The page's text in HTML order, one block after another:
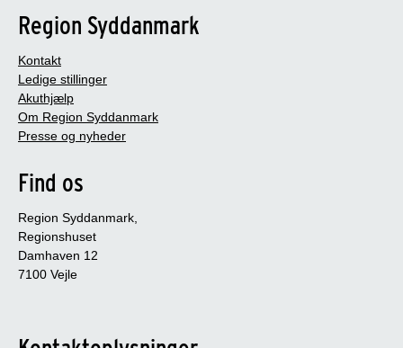
Region Syddanmark
Kontakt
Ledige stillinger
Akuthjælp
Om Region Syddanmark
Presse og nyheder
Find os
Region Syddanmark,
Regionshuset
Damhaven 12
7100 Vejle